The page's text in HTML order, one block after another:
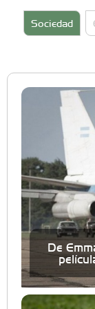
Sociedad
De